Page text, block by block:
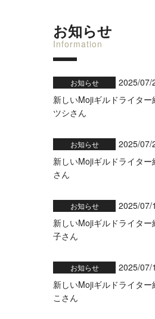
お知らせ
Information
お知らせ
2025/07/
新しいMojiギルドライタ
ツシさん
お知らせ
2025/07/
新しいMojiギルドライター
さん
お知らせ
2025/07/
新しいMojiギルドライター
子さん
お知らせ
2025/07/
新しいMojiギルドライター
こさん